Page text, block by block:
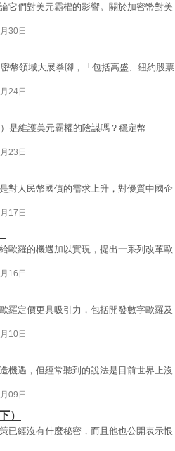
它們對美元霸權的影響。關於加密幣對美
30日
幣領域大展拳腳，「包括高盛、紐約股票
24日
是維護美元霸權的陰謀嗎？穩定幣
23日
對人民幣國債的需求上升，對優質中國企
17日
歐羅的機遇加以實現，提出一系列改革歐
16日
羅定價更具吸引力，包括開發數字歐羅及
10日
機遇，但經常聽到的說法是目前世界上沒
09日
）
已經沒有什麼秘密，而且他也公開表示恨